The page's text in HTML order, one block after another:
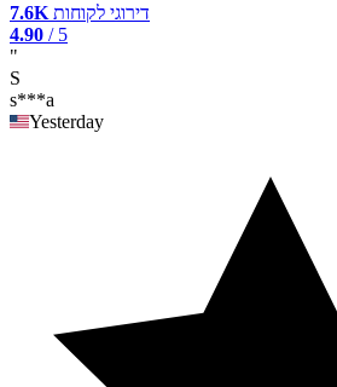
7.6K דירוגי לקוחות
4.90 / 5
"
S
s***a
Yesterday